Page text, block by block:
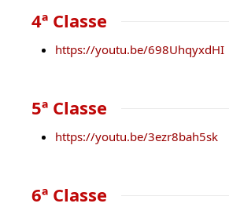
4ª Classe
https://youtu.be/698UhqyxdHI
5ª Classe
https://youtu.be/3ezr8bah5sk
6ª Classe